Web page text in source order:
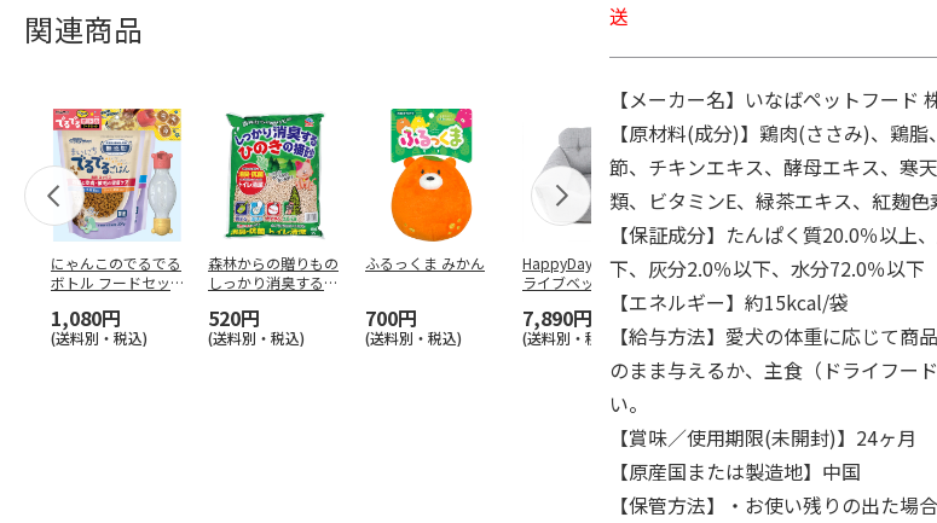
関連商品
にゃんこのでるでる
ボトル フードセッ
1,080円
(送料別・税込)
森林からの贈りもの
しっかり消臭するひ
520円
(送料別・税込)
ふるっくま みかん
700円
(送料別・税込)
HappyDays 2wayド
ライブベッド グレ
7,890円
(送料別・税込)
獣医師開発 ニオイ
をとる砂専用 猫ト
イレ ナチュラルグ
1,550円
(送料別・税込)
デオトイレ 飛び
らない消臭・抗
ンド 4L
1,320円
(送料別・税込)
送
【メーカー名】いなばペットフード
【原材料(成分)】鶏肉(ささみ)、鶏
節、チキンエキス、酵母エキス、寒
類、ビタミンE、緑茶エキス、紅麹色
【保証成分】たんぱく質20.0％以上
下、灰分2.0％以下、水分72.0％以下
【エネルギー】約15kcal/袋
【給与方法】愛犬の体重に応じて商
のまま与えるか、主食（ドライフー
い。
【賞味／使用期限(未開封)】24ヶ月
【原産国または製造地】中国
【保管方法】・お使い残りの出た場